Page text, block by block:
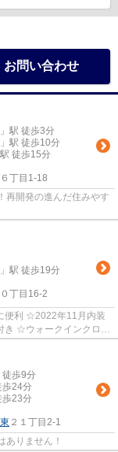
お問い合わせ
」駅 徒歩3分
」駅 徒歩10分
駅 徒歩15分
６丁目1-18
再開発の進んだ住みやす
」駅 徒歩19分
０丁目16-2
便利 ☆2022年11月内装
き ☆ウォークインクロー
...
徒歩9分
歩24分
歩23分
２１丁目2-1
ありません！